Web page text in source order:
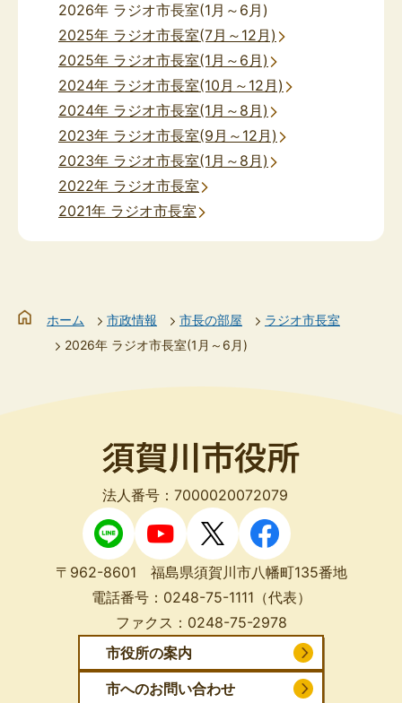
2026年 ラジオ市長室(1月～6月)
2025年 ラジオ市長室(7月～12月)
2025年 ラジオ市長室(1月～6月)
2024年 ラジオ市長室(10月～12月)
2024年 ラジオ市長室(1月～8月)
2023年 ラジオ市長室(9月～12月)
2023年 ラジオ市長室(1月～8月)
2022年 ラジオ市長室
2021年 ラジオ市長室
ホーム 市政情報 市長の部屋
ラジオ市長室
2026年 ラジオ市長室(1月～6月)
法人番号：7000020072079
〒962-8601 福島県須賀川市八幡町135番地
電話番号： 0248-75-1111 （代表）
ファクス： 0248-75-2978
市役所の案内
市へのお問い合わせ